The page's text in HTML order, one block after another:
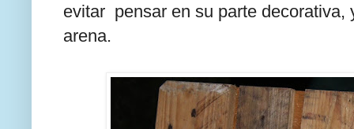
evitar pensar en su parte
arena.